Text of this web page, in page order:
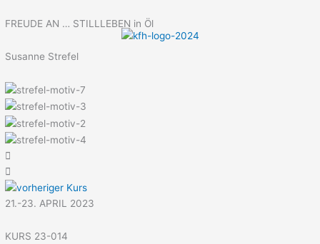
Inhalt
FREUDE AN … STILLLEBEN in Öl
Susanne Strefel
21.-23. APRIL 2023
KURS 23-014